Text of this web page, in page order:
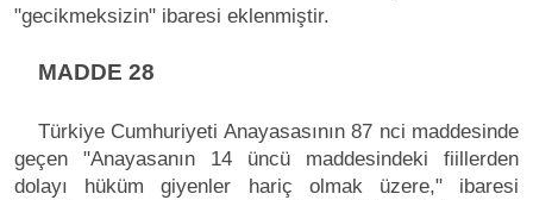
"gecikmeksizin" ibaresi eklenmiştir.
MADDE 28
Türkiye Cumhuriyeti Anayasasının 87 nci maddesinde
geçen "Anayasanın 14 üncü maddesindeki fiillerden
dolayı hüküm giyenler hariç olmak üzere," ibaresi